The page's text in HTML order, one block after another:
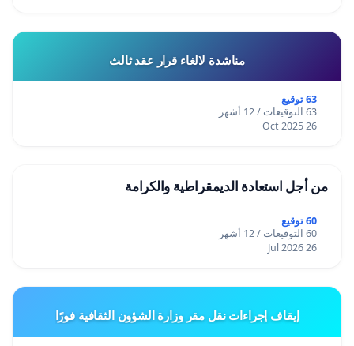
مناشدة لالغاء قرار عقد ثالث
63 توقيع
63 التوقيعات / 12 أشهر
26 Oct 2025
من أجل استعادة الديمقراطية والكرامة
60 توقيع
60 التوقيعات / 12 أشهر
26 Jul 2026
إيقاف إجراءات نقل مقر وزارة الشؤون الثقافية فورًا